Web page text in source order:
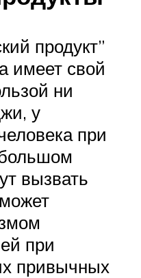
продукт”
имеет свой
ни
у
при
вызвать
при
привычных